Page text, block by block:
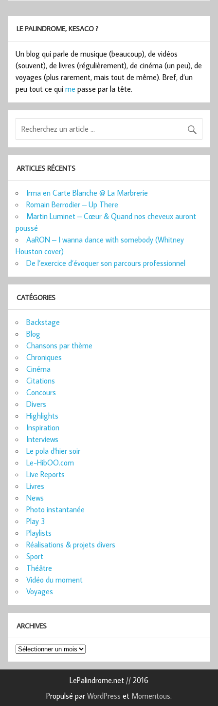
LE PALINDROME, KESACO ?
Un blog qui parle de musique (beaucoup), de vidéos
(souvent), de livres (régulièrement), de cinéma (un peu), de
voyages (plus rarement, mais tout de même). Bref, d’un
peu tout ce qui me passe par la tête.
ARTICLES RÉCENTS
Irma en Carte Blanche @ La Marbrerie
Romain Berrodier – Up There
Martin Luminet – Cœur & Quand nos cheveux auront
poussé
AaRON – I wanna dance with somebody (Whitney
Houston cover)
De l’exercice d’évoquer son parcours professionnel
CATÉGORIES
Backstage
Blog
Chansons par thème
Chroniques
Cinéma
Citations
Concours
Divers
Highlights
Inspiration
Interviews
Le pola d'hier soir
Le-HibOO.com
Live Reports
Livres
News
Photo instantanée
Play 3
Playlists
Réalisations & projets divers
Sport
Théâtre
Vidéo du moment
Voyages
ARCHIVES
Archives
LePalindrome.net // 2016
Propulsé par WordPress et Momentous.